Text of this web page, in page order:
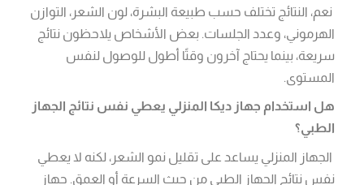
نعم، النتائج تختلف حسب طبيعة البشرة، لون الشعر، التوازن
الهرموني، وعدد الجلسات. بعض الأشخاص يلاحظون نتائج
سريعة، بينما يحتاج آخرون وقتًا أطول للوصول لنفس
المستوى.
هل استخدام جهاز ديكا المنزلي يعطي نفس نتائج الجهاز
الطبي؟
الجهاز المنزلي يساعد على تقليل نمو الشعر، لكنه لا يعطي
نفس نتائج الجهاز الطبي من حيث السرعة أو العمق. جهاز